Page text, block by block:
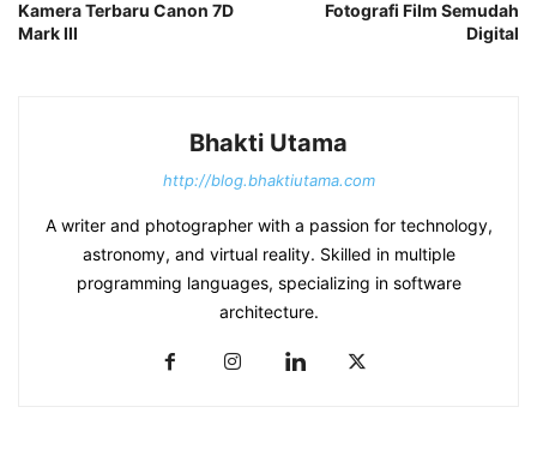
Kamera Terbaru Canon 7D
Mark III
Fotografi Film Semudah
Digital
Bhakti Utama
http://blog.bhaktiutama.com
A writer and photographer with a passion for technology,
astronomy, and virtual reality. Skilled in multiple
programming languages, specializing in software
architecture.